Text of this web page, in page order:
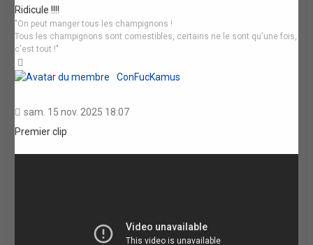
Ridicule !!!!
"On peut manger tous les champignons !
Tous les champignons sont comestibles, certains ne le sont qu'une fois,
c'est tout !"
ConFucKamus
sam. 15 nov. 2025 18:07
Premier clip